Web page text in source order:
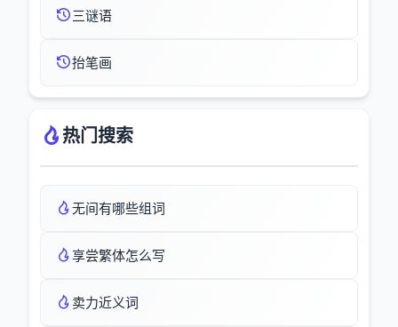
三谜语
抬笔画
热门搜索
无间有哪些组词
享尝繁体怎么写
卖力近义词